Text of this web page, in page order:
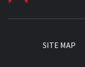
SITE MAP